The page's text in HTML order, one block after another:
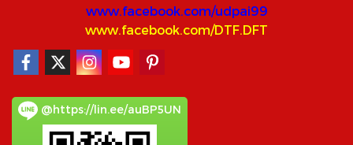
www.facebook.com/udpai99
www.facebook.com/DTF.DFT
@https://lin.ee/auBP5UN